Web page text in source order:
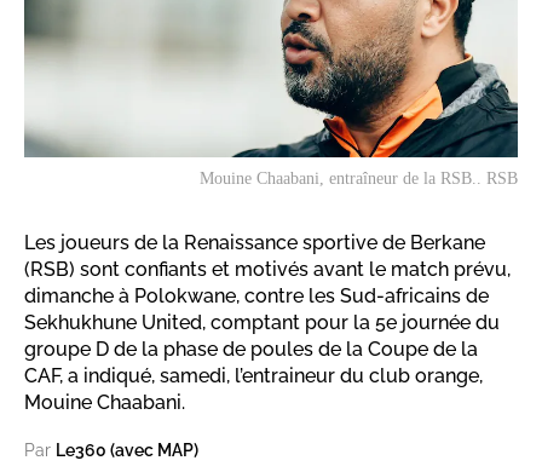
Mouine Chaabani, entraîneur de la RSB.. RSB
Les joueurs de la Renaissance sportive de Berkane
(RSB) sont confiants et motivés avant le match prévu,
dimanche à Polokwane, contre les Sud-africains de
Sekhukhune United, comptant pour la 5e journée du
groupe D de la phase de poules de la Coupe de la
CAF, a indiqué, samedi, l’entraineur du club orange,
Mouine Chaabani.
Par Le360 (avec MAP)